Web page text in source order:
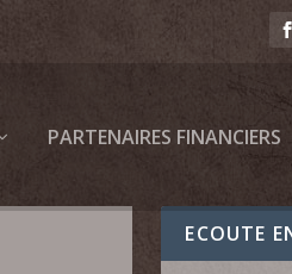
PARTENAIRES FINANCIERS
ECOUTE